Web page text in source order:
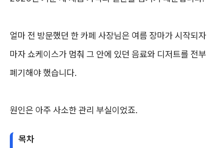
얼마 전 방문했던 한 카페 사장님은 여름 장마가 시작되자
마자 쇼케이스가 멈춰 그 안에 있던 음료와 디저트를 전부
폐기해야 했습니다.
원인은 아주 사소한 관리 부실이었죠.
목차